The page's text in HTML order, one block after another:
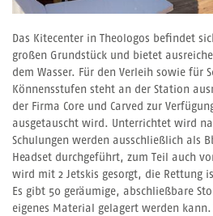
Das Kitecenter in Theologos befindet
großen Grundstück und bietet
dem Wasser. Für den Verleih sowie für
Könnensstufen steht an der Station
der Firma Core und Carved zur
ausgetauscht wird. Unterrichtet wird
Schulungen werden ausschließlich als
Headset durchgeführt, zum Teil auch
wird mit 2 Jetskis gesorgt, die Rettung
Es gibt 50 geräumige, abschließbare
eigenes Material gelagert werden